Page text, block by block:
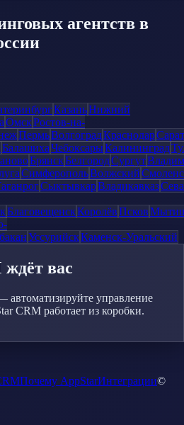
агентств в
КазаньНижний
ОмскРостов-на-
ПермьВолгоградКраснодар
БалашихаЧебоксарыКалининград
БрянскБелгородСургут
СимферопольВолжский
СыктывкарВладикавказ
БлаговещенскКоролёвПсков
УссурийскКаменск-Уральский
вас
управление
CRM работает из коробки.
Почему AppStarИнтеграции©